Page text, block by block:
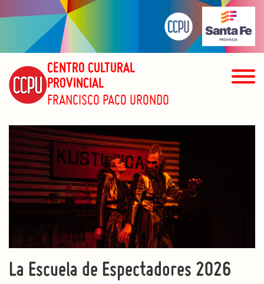
CENTRO CULTURAL
PROVINCIAL
FRANCISCO PACO URONDO
La Escuela de Espectadores 2026